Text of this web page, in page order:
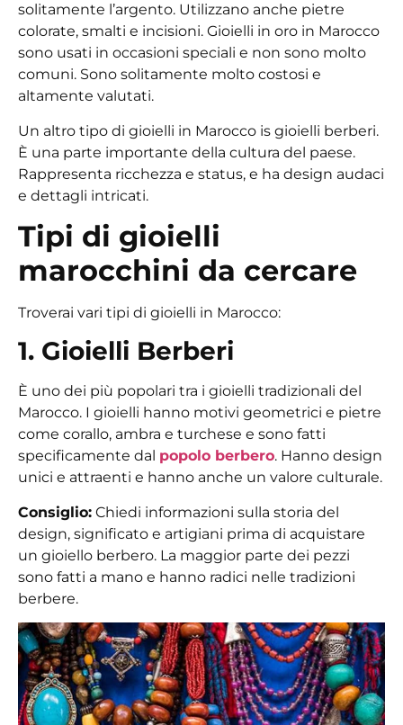
solitamente l’argento. Utilizzano anche pietre
colorate, smalti e incisioni. Gioielli in oro in Marocco
sono usati in occasioni speciali e non sono molto
comuni. Sono solitamente molto costosi e
altamente valutati.
Un altro tipo di gioielli in Marocco is gioielli berberi.
È una parte importante della cultura del paese.
Rappresenta ricchezza e status, e ha design audaci
e dettagli intricati.
Tipi di gioielli
marocchini da cercare
Troverai vari tipi di gioielli in Marocco:
1. Gioielli Berberi
È uno dei più popolari tra i gioielli tradizionali del
Marocco. I gioielli hanno motivi geometrici e pietre
come corallo, ambra e turchese e sono fatti
specificamente dal popolo berbero. Hanno design
unici e attraenti e hanno anche un valore culturale.
Consiglio: Chiedi informazioni sulla storia del
design, significato e artigiani prima di acquistare
un gioiello berbero. La maggior parte dei pezzi
sono fatti a mano e hanno radici nelle tradizioni
berbere.